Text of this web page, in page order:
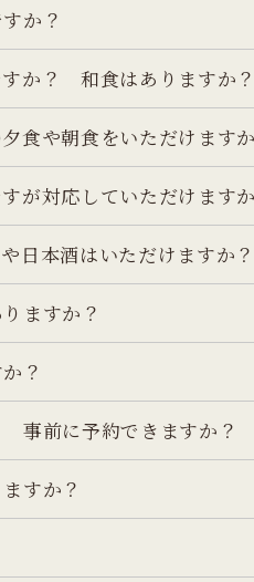
か？
か？ 和食はありますか？
食や朝食をいただけます
が対応していただけます
日本酒はいただけますか？
ますか？
？
事前に予約できますか？
すか？